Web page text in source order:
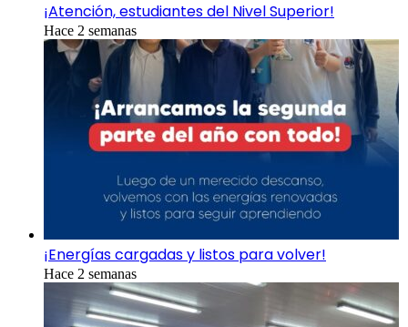
¡Atención, estudiantes del Nivel Superior!
Hace 2 semanas
¡Energías cargadas y listos para volver!
Hace 2 semanas